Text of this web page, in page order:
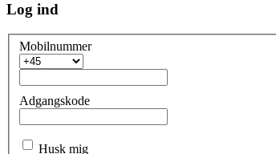
Log ind
Mobilnummer
Adgangskode
Husk mig